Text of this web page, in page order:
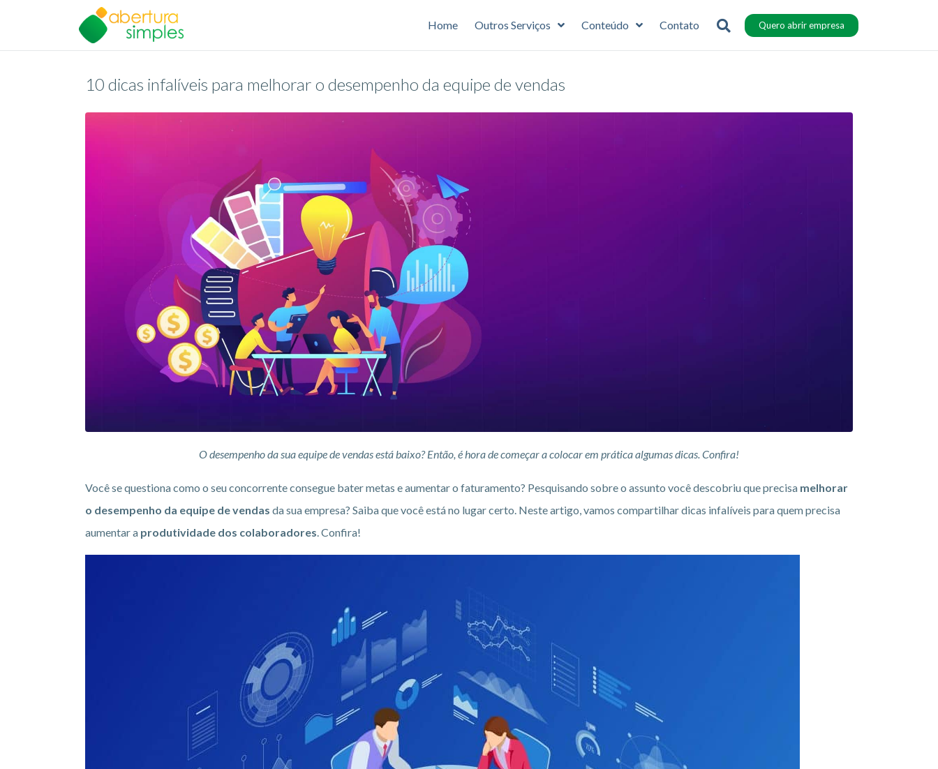
Home Outros Serviços Conteúdo Contato Quero abrir empresa
10 dicas infalíveis para melhorar o desempenho da equipe de vendas
Odesempenho da sua equipe de vendas está baixo? Então, é hora de começar acolocar em prática algumas dicas. Confira!
Você se questiona como o seu concorrente consegue bater metas e aumentar o faturamento? Pesquisando sobre o assunto você descobriu que precisa melhorar
o desempenho da equipe de vendas da sua empresa? Saiba que você está no lugar certo. Neste artigo, vamos compartilhar dicas infalíveis para quem precisa
aumentar a produtividade dos colaboradores. Confira!